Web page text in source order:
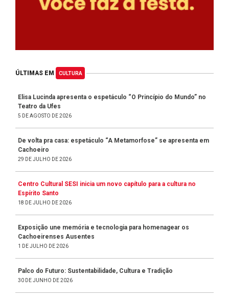
ÚLTIMAS EM CULTURA
Elisa Lucinda apresenta o espetáculo “O Princípio do Mundo” no
Teatro da Ufes
5 DE AGOSTO DE 2026
De volta pra casa: espetáculo “A Metamorfose” se apresenta em
Cachoeiro
29 DE JULHO DE 2026
Centro Cultural SESI inicia um novo capítulo para a cultura no
Espírito Santo
18 DE JULHO DE 2026
Exposição une memória e tecnologia para homenagear os
Cachoeirenses Ausentes
1 DE JULHO DE 2026
Palco do Futuro: Sustentabilidade, Cultura e Tradição
30 DE JUNHO DE 2026